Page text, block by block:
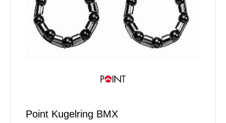
Point Kugelring BMX